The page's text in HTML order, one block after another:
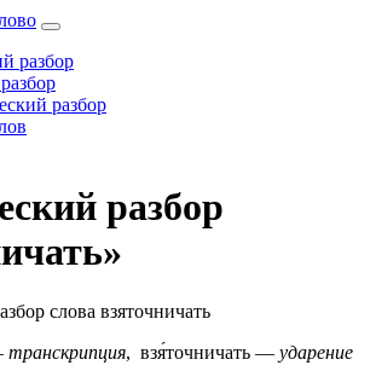
разбор
разбор
разбор
транскрипция, взя́точничать — ударение